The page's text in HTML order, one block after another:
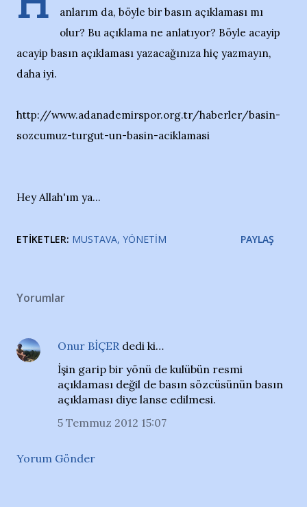
anlarım da, böyle bir basın açıklaması mı
olur? Bu açıklama ne anlatıyor? Böyle acayip
acayip basın açıklaması yazacağınıza hiç yazmayın,
daha iyi.
http://www.adanademirspor.org.tr/haberler/basin-
sozcumuz-turgut-un-basin-aciklamasi
Hey Allah'ım ya...
ETIKETLER: MUSTAVA YÖNETIM PAYLAŞ
Yorumlar
Onur BİÇER dedi ki…
İşin garip bir yönü de kulübün resmi
açıklaması değil de basın sözcüsünün basın
açıklaması diye lanse edilmesi.
5 Temmuz 2012 15:07
Yorum Gönder